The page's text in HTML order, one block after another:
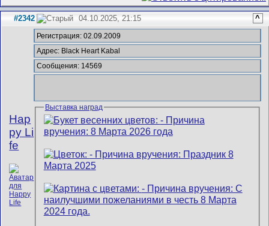
#2342 04.10.2025, 21:15 ^
Hap
py Li
fe
Регистрация: 02.09.2009
Адрес: Black Heart Kabal
Сообщения: 14569
Выставка наград